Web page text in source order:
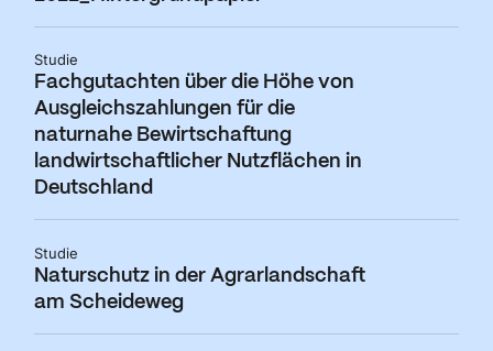
Studie
Fachgutachten über die Höhe von
Ausgleichszahlungen für die
naturnahe Bewirtschaftung
landwirtschaftlicher Nutzflächen in
Deutschland
Studie
Naturschutz in der Agrarlandschaft
am Scheideweg